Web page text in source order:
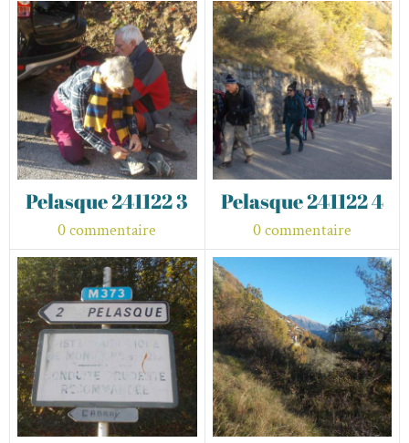
Pelasque 241122 3
0 commentaire
Pelasque 241122 4
0 commentaire